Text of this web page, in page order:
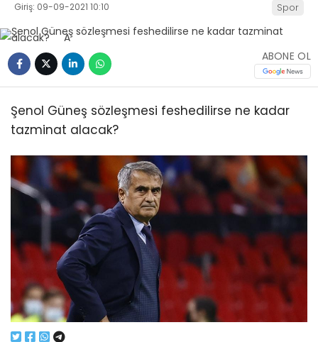
Giriş: 09-09-2021 10:10 Spor
ABONE OL
Şenol Güneş sözleşmesi feshedilirse ne kadar
tazminat alacak?